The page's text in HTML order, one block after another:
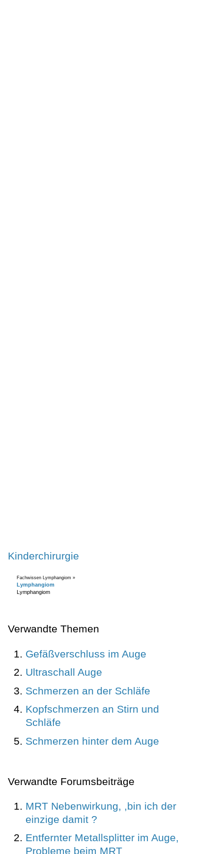
Kinderchirurgie
Fachwissen Lymphangiom »
Lymphangiom
Lymphangiom
Verwandte Themen
Gefäßverschluss im Auge
Ultraschall Auge
Schmerzen an der Schläfe
Kopfschmerzen an Stirn und
Schläfe
Schmerzen hinter dem Auge
Verwandte Forumsbeiträge
MRT Nebenwirkung, ,bin ich der
einzige damit ?
Entfernter Metallsplitter im Auge,
Probleme beim MRT